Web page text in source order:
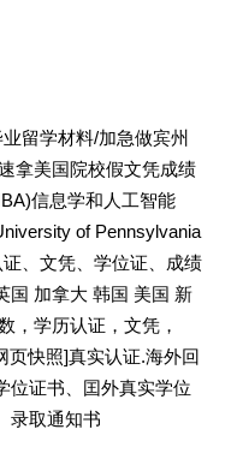
留学材料/加急做宾州
拿美国院校假文凭成绩
信息学和人工智能
of Pennsylvania
、文凭、学位证、成绩
国 加拿大 韩国 美国 新
，学历认证，文凭，
页快照]真实认证.海外回
位证书、囯外真实学位
录取通知书